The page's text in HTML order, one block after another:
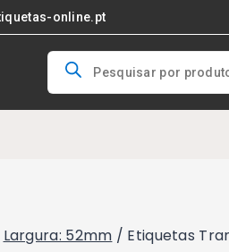
online.pt
Products
search
Largura: 52mm / Etiquetas